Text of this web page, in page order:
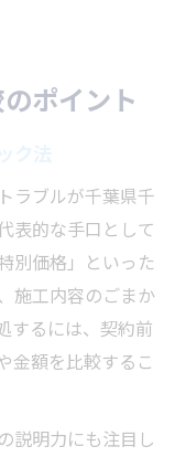
ポイント
ラブルが千葉県千
表的な手口として
別価格」といった
施工内容のごまか
するには、契約前
金額を比較するこ
説明力にも注目し